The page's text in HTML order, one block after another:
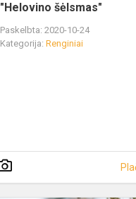
"Helovino šėlsmas"
Paskelbta: 2020-10-24
Kategorija:Renginiai